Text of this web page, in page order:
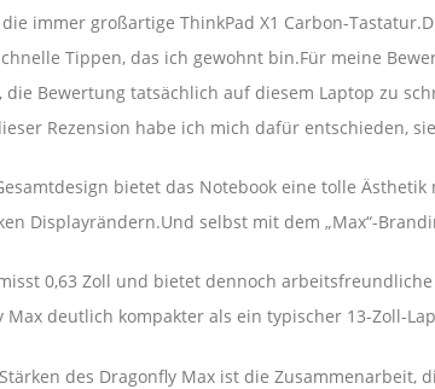
immer großartige ThinkPad X1 Carbon-
Tippen, das ich gewohnt bin.Für meine
die Bewertung tatsächlich auf diesem Laptop zu
Rezension habe ich mich dafür entschieden,
bietet das Notebook eine tolle
Displayrändern.Und selbst mit dem „Max“-
0,63 Zoll und bietet dennoch
Max deutlich kompakter als ein typischer 13-Zoll-
des Dragonfly Max ist die Zusammenarbeit,